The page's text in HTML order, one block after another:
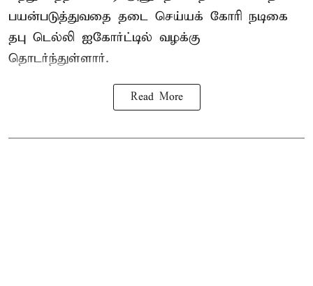
பயன்படுத்துவதை தடை செய்யக் கோரி நடிகை
தபு டெல்லி ஐகோர்ட்டில் வழக்கு
தொடர்ந்துள்ளார்.
Read More